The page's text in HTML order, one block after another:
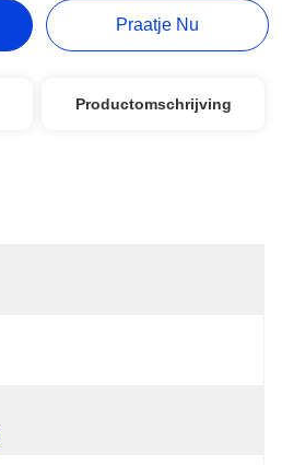
Praatje Nu
Productomschrijving